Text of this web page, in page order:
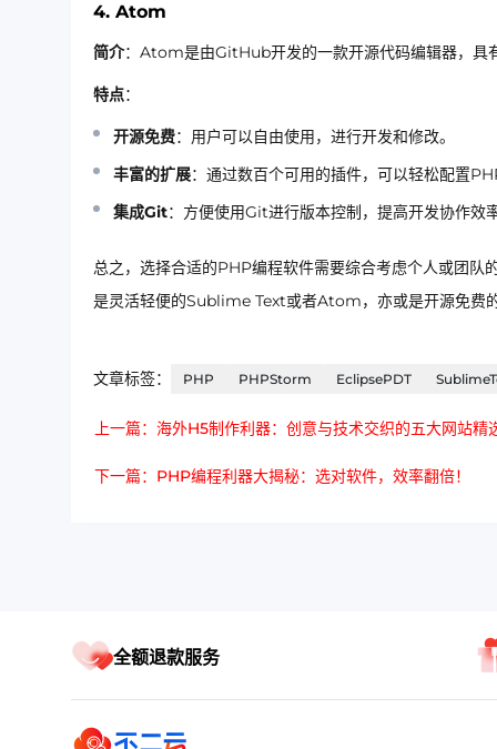
4. Atom
简介：Atom是由GitHub开发的一款开源代码编辑器，具
特点：
开源免费：用户可以自由使用，进行开发和修改。
丰富的扩展：通过数百个可用的插件，可以轻松配置
集成Git：方便使用Git进行版本控制，提高开发协作效
总之，选择合适的PHP编程软件需要综合考虑个人或团
是灵活轻便的Sublime Text或者Atom，亦或是开源免费
文章标签： PHP PHPStorm EclipsePDT
上一篇：海外H5制作利器：创意与技术交织的五大网站精
下一篇：PHP编程利器大揭秘：选对软件，效率翻倍！
全额退款服务